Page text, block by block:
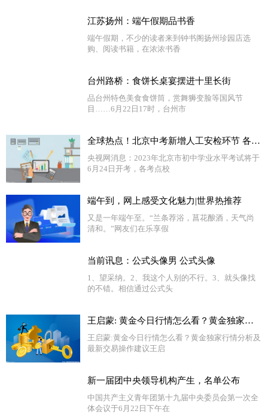
江苏扬州：端午假期品书香
端午假期，不少的读者来到钟书阁扬州珍园店选
购、阅读书籍，在浓浓书香
台州路桥：食饼长桌宴摆进十里长街
品台州特色美食食饼筒，赏舞狮变脸等国风节
目……6月22日17时，台州市
全球热点！北京中考新增人工安检环节 各考点校准备就绪静候考生
央视网消息：2023年北京市初中学业水平考试将于
6月24日开考，各考点校
端午到，网上感受文化魅力|世界热推荐
又是一年端午至。“兰条荐浴，菖花酿酒，天气尚
清和。”网友们在乐享假
当前讯息：公式头像男 公式头像
1、望采纳。2、我这个人别的不行。3、就头像找
的不错。相信通过公式头
王启蒙: 黄金今日行情怎么看？黄金独家行情分析及最新交易操作建议
王启蒙:黄金今日行情怎么看？黄金独家行情分析及
最新交易操作建议王启
新一届团中央领导机构产生，名单公布
中国共产主义青年团第十九届中央委员会第一次全
体会议于6月22日下午在